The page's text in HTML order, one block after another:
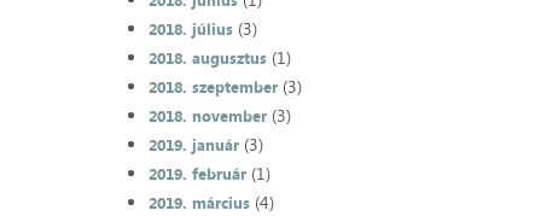
2018. július(3)
2018. augusztus(1)
2018. szeptember(3)
2018. november(3)
2019. január(3)
2019. február(1)
2019. március(4)